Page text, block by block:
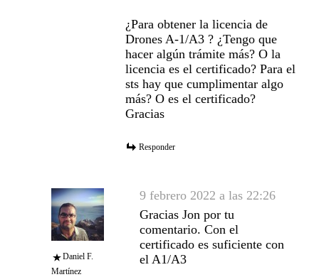
¿Para obtener la licencia de
Drones A-1/A3 ? ¿Tengo que
hacer algún trámite más? O la
licencia es el certificado? Para el
sts hay que cumplimentar algo
más? O es el certificado?
Gracias
Responder
Daniel F.
Martínez
9 febrero 2022 a las 22:26
Gracias Jon por tu
comentario. Con el
certificado es suficiente con
el A1/A3